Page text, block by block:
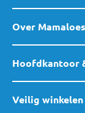
Over Mamaloes
Hoofdkantoor
Veilig winkelen